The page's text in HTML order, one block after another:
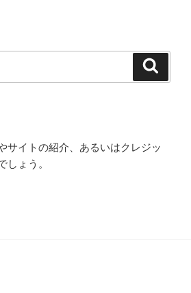
サイトの紹介、あるいはクレジッ
しょう。